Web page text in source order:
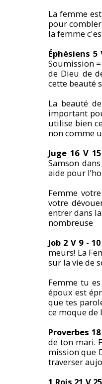
La femme
pour
la femme
Éphésiens 5
Soumission
de Dieu de
cette beauté
La beauté
important
utilise bien
non comme
Juge 16 V
Samson
aide pour
Femme
votre
entrer dans
nombreuse
Job 2 V 9 - 10
meurs! La
sur la vie de
Femme tu
époux est
que tes
ce moque de
Proverbes
de ton mari.
mission que
traverser
1 Rois 21 V